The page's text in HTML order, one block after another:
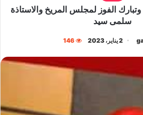
الفوز لمجلس المريخ والاستاذة
سلمى سيد
2 يناير، 2023 146